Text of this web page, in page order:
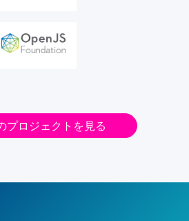
プロジェクトを見る